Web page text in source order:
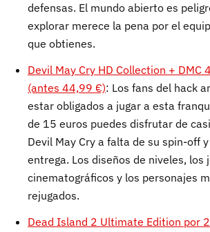
defensas. El mundo abierto es
explorar merece la pena por el
que obtienes.
Devil May Cry HD Collection + DMC
(antes 44,99 €): Los fans del hack
estar obligados a jugar a esta
de 15 euros puedes disfrutar de
Devil May Cry a falta de su spin-off
entrega. Los diseños de niveles, los
cinematográficos y los personajes
rejugados.
Dead Island 2 Ultimate Edition por